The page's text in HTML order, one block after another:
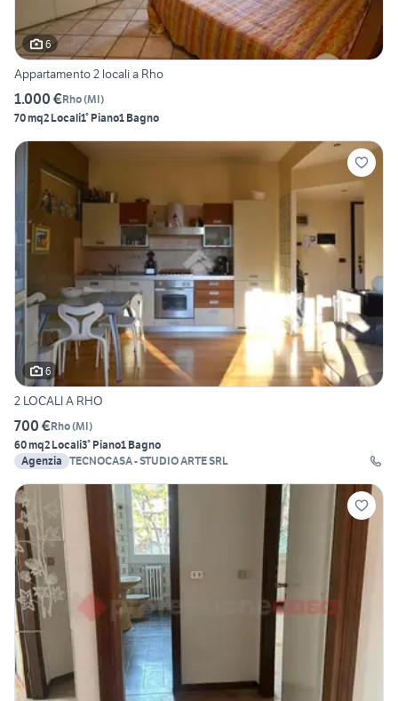
6
Appartamento 2 locali a Rho
1.000 €Rho(MI)
70 mq2 Locali1° Piano1 Bagno
6
2 LOCALI A RHO
700 €Rho(MI)
60 mq2 Locali3° Piano1 Bagno
Agenzia TECNOCASA - STUDIO ARTE SRL